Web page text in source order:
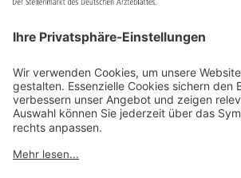
Kontakt
Datenschutz
Newsletter